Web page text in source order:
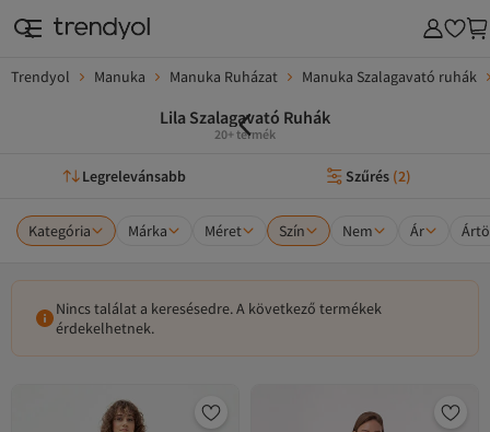
Trendyol Manuka Manuka Ruházat Manuka Szalagavató ruhák
Lila Szalagavató Ruhák
20+ termék
Legrelevánsabb Szűrés (2)
Kategória Márka Méret Szín Nem Ár
Nincs találat a keresésedre. A következő termékek
érdekelhetnek.